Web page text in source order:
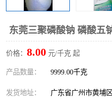
东莞三聚磷酸钠 磷酸五
价格： 8.00 元/千克 起
产品数量： 9999.00千克
发货地址： 广东省广州市黄埔
尿素
聚合硫酸铁
大苏打